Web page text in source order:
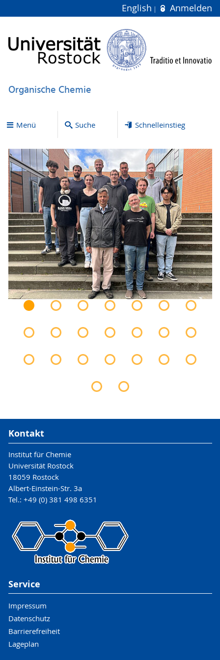
English Anmelden
Organische Chemie
Menü Suche Schnelleinstieg
Kontakt
Institut für Chemie
Universität Rostock
18059 Rostock
Albert-Einstein-Str. 3a
Tel.: +49 (0) 381 498 6351
Service
Impressum
Datenschutz
Barrierefreiheit
Lageplan